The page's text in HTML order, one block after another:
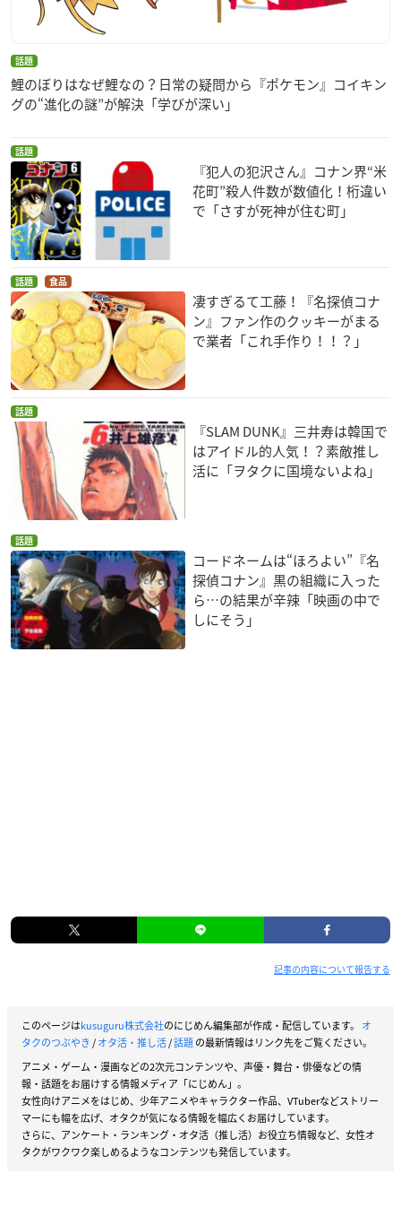
話題
鯉のぼりはなぜ鯉なの？日常の疑問から『ポケモン』コイキン
グの“進化の謎”が解決「学びが深い」
話題
『犯人の犯沢さん』コナン界“米
花町”殺人件数が数値化！桁違い
で「さすが死神が住む町」
話題 食品
凄すぎるて工藤！『名探偵コナ
ン』ファン作のクッキーがまる
で業者「これ手作り！！？」
話題
『SLAM DUNK』三井寿は韓国で
はアイドル的人気！？素敵推し
活に「ヲタクに国境ないよね」
話題
コードネームは“ほろよい”『名
探偵コナン』黒の組織に入った
ら…の結果が辛辣「映画の中で
しにそう」
記事の内容について報告する
このページはkusuguru株式会社のにじめん編集部が作成・配信しています。 オ
タクのつぶやき/オタ活・推し活/話題の最新情報はリンク先をご覧ください。
アニメ・ゲーム・漫画などの2次元コンテンツや、声優・舞台・俳優などの情
報・話題をお届けする情報メディア「にじめん」。
女性向けアニメをはじめ、少年アニメやキャラクター作品、VTuberなどストリー
マーにも幅を広げ、オタクが気になる情報を幅広くお届けしています。
さらに、アンケート・ランキング・オタ活（推し活）お役立ち情報など、女性オ
タクがワクワク楽しめるようなコンテンツも発信しています。